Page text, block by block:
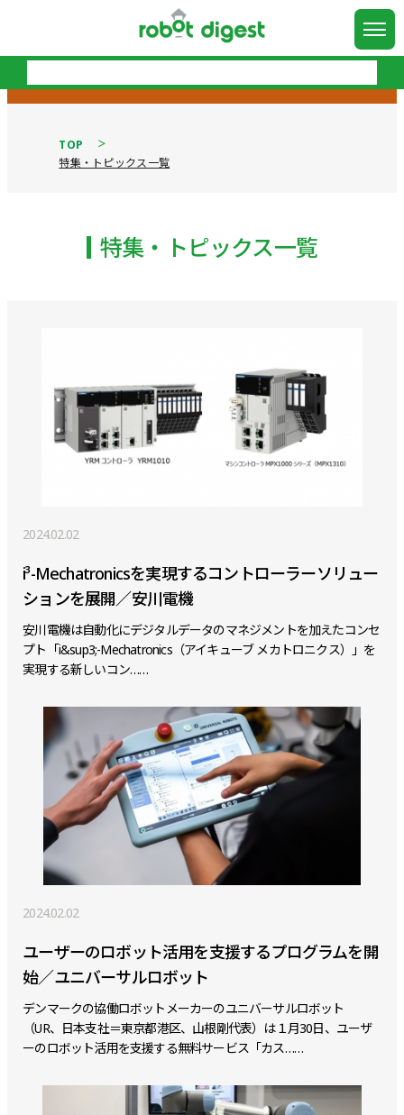
TOP
特集・トピックス一覧
特集・トピックス一覧
2024.02.02
i³-Mechatronicsを実現するコントローラーソリュー
ションを展開／安川電機
安川電機は自動化にデジタルデータのマネジメントを加えたコンセ
プト「i&sup3;-Mechatronics（アイキューブ メカトロニクス）」を
実現する新しいコン……
2024.02.02
ユーザーのロボット活用を支援するプログラムを開
始／ユニバーサルロボット
デンマークの協働ロボットメーカーのユニバーサルロボット
（UR、日本支社＝東京都港区、山根剛代表）は１月30日、ユーザ
ーのロボット活用を支援する無料サービス「カス……